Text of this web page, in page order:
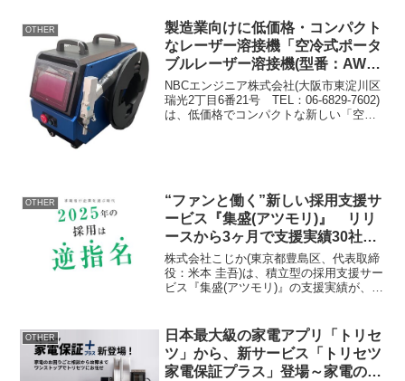
経たいまでも世界中の女性達の憧れの的
として絶大な人...
OTHER
製造業向けに低価格・コンパクト
なレーザー溶接機「空冷式ポータ
ブルレーザー溶接機(型番：AW-
700W)」販売開始
NBCエンジニア株式会社(大阪市東淀川区
瑞光2丁目6番21号 TEL：06-6829-7602)
は、低価格でコンパクトな新しい「空冷
OTHER
“ファンと働く”新しい採用支援サ
ービス『集盛(アツモリ)』 リリ
ースから3ヶ月で支援実績30社突
破
株式会社こじか(東京都豊島区、代表取締
役：米本 圭吾)は、積立型の採用支援サー
ビス『集盛(アツモリ)』の支援実績が、
『集盛(アツモリ)』は、「ファンと働く」
という...
OTHER
日本最大級の家電アプリ「トリセ
ツ」から、新サービス「トリセツ
家電保証プラス」登場～家電の困